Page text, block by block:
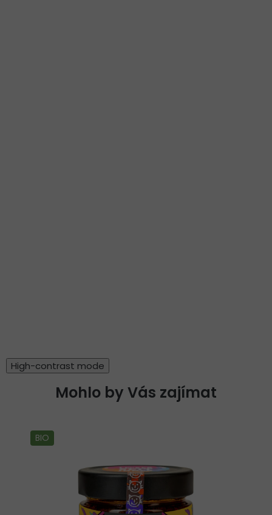
High-contrast mode
Mohlo by Vás zajímat
BIO